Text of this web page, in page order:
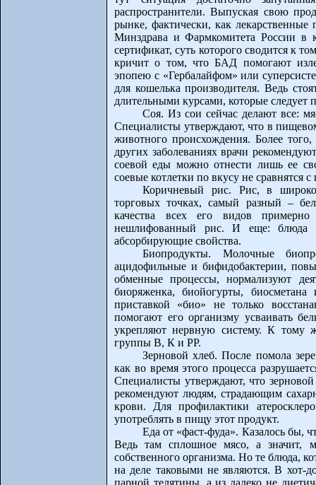
распространители. Выпуская свою
рынке, фактически, как
Минздрава и Фармкомитета России в
сертификат, суть которого сводится к
кричит о том, что БАД помогают
эпопею с «Гербалайфом» или
для кошелька производителя. Ведь
длительными курсами, которые следует
Соя. Из сои сейчас делают все:
Специалисты утверждают, что в
животного происхождения. Более
других заболеваниях врачи
соевой еды можно отнести лишь ее
соевые котлетки по вкусу не
Коричневый рис. Рис, в
торговых точках, самый разный –
качества всех его видов
нешлифованный рис. И еще: блюда
абсорбирующие свойства.
Биопродукты. Молочные
ацидофильные и бифидобактерии,
обменные процессы, нормализуют
биоряженка, биойогурты,
приставкой «био» не только
помогают его организму усваивать
укрепляют нервную систему. К тому
группы В, К и РР.
Зерновой хлеб. После помола
как во время этого процесса
Специалисты утверждают, что
рекомендуют людям, страдающим
крови. Для профилактики
употреблять в пищу этот продукт.
Еда от «фаст-фуда». Казалось бы,
Ведь там сплошное мясо, а значит,
собственного организма. Но те блюда,
на деле таковыми не являются. В хот-
парной телятины, а из далеко не